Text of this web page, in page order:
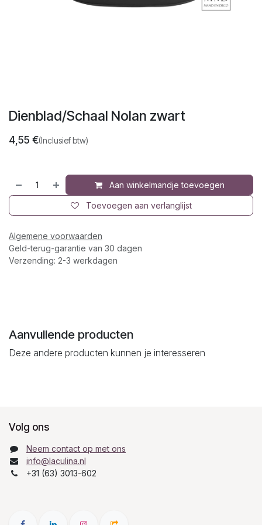
Dienblad/Schaal Nolan zwart
4,55 €(Inclusief btw)
Aan winkelmandje toevoegen
Toevoegen aan verlanglijst
Algemene voorwaarden
Geld-terug-garantie van 30 dagen
Verzending: 2-3 werkdagen
Aanvullende producten
Deze andere producten kunnen je interesseren
Volg ons
Neem contact op met ons
info@laculina.nl
+31 (63) 3013-602